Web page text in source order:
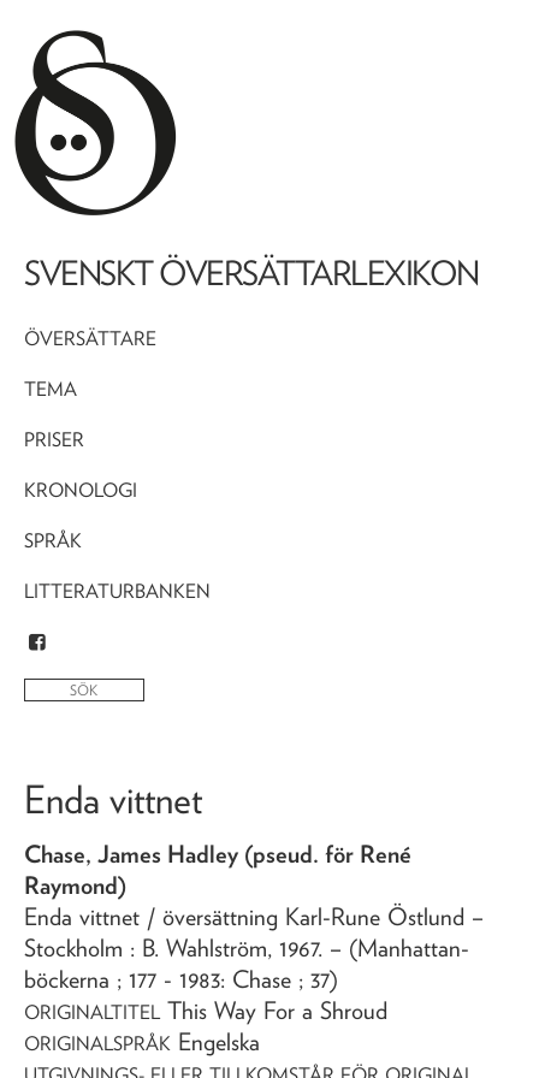
SVENSKT ÖVERSÄTTARLEXIKON
ÖVERSÄTTARE
TEMA
PRISER
KRONOLOGI
SPRÅK
LITTERATURBANKEN
Enda vittnet
Chase, James Hadley (pseud. för René
Raymond)
Enda vittnet / översättning Karl-Rune Östlund –
Stockholm : B. Wahlström, 1967. – (Manhattan-
böckerna ; 177 - 1983: Chase ; 37)
ORIGINALTITEL This Way For a Shroud
ORIGINALSPRÅK Engelska